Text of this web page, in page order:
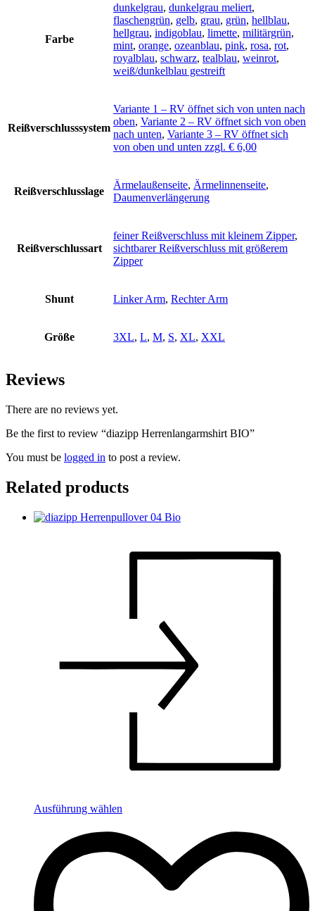
Farbe
dunkelgrau, dunkelgrau meliert,
flaschengrün, gelb, grau, grün, hellblau,
hellgrau, indigoblau, limette, militärgrün,
mint, orange, ozeanblau, pink, rosa, rot,
royalblau, schwarz, tealblau, weinrot,
weiß/dunkelblau gestreift
Reißverschlusssystem
Variante 1 – RV öffnet sich von unten nach
oben, Variante 2 – RV öffnet sich von oben
nach unten, Variante 3 – RV öffnet sich
von oben und unten zzgl. € 6,00
Reißverschlusslage
Ärmelaußenseite, Ärmelinnenseite,
Daumenverlängerung
Reißverschlussart
feiner Reißverschluss mit kleinem Zipper,
sichtbarer Reißverschluss mit größerem
Zipper
Shunt Linker Arm, Rechter Arm
Größe 3XL, L, M, S, XL, XXL
Reviews
There are no reviews yet.
Be the first to review “diazipp Herrenlangarmshirt BIO”
You must be logged in to post a review.
Related products
Ausführung wählen